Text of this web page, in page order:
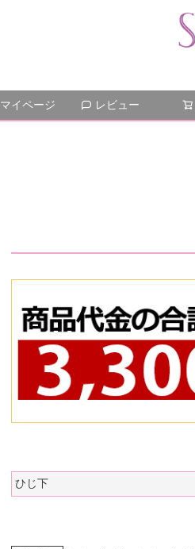
マイページ レビュー
ひじ下